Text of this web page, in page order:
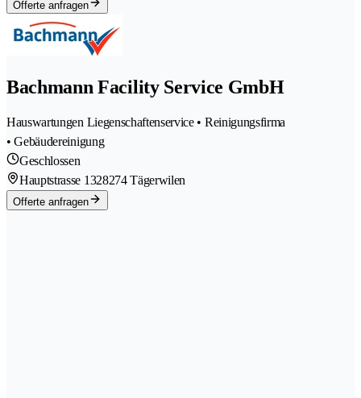
Offerte anfragen
Bachmann Facility Service GmbH
Hauswartungen Liegenschaftenservice • Reinigungsfirma
• Gebäudereinigung
Geschlossen
Hauptstrasse 1328274 Tägerwilen
Offerte anfragen